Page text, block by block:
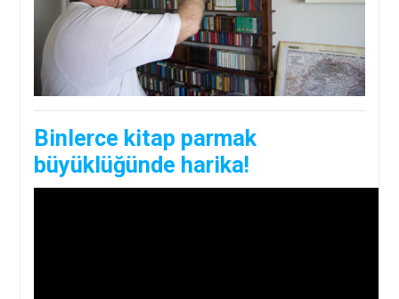
Binlerce kitap parmak
büyüklüğünde harika!